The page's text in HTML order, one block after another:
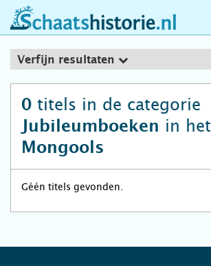
schaatshistorie.nl
Verfijn resultaten
0 titels in de categorie
Jubileumboeken in het
Mongools
Géén titels gevonden.